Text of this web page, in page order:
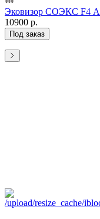
Эковизор СОЭКС F4
10900 р.
Под заказ